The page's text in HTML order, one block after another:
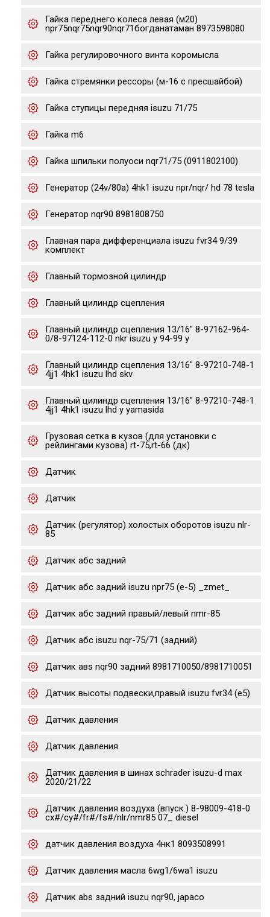
Гайка переднего колеса левая (м20)
npr75nqr75nqr90nqr71богданатаман 8973598080
Гайка регулировочного винта коромысла
Гайка стремянки рессоры (м-16 с пресшайбой)
Гайка ступицы передняя isuzu 71/75
Гайка m6
Гайка шпильки полуоси nqr71/75 (0911802100)
Генератор (24v/80a) 4hk1 isuzu npr/nqr/ hd 78 tesla
Генератор nqr90 8981808750
Главная пара дифференциала isuzu fvr34 9/39
комплект
Главный тормозной цилиндр
Главный цилиндр сцепления
Главный цилиндр сцепления 13/16" 8-97162-964-
0/8-97124-112-0 nkr isuzu y 94-99 y
Главный цилиндр сцепления 13/16" 8-97210-748-1
4jj1 4hk1 isuzu lhd skv
Главный цилиндр сцепления 13/16" 8-97210-748-1
4jj1 4hk1 isuzu lhd y yamasida
Грузовая сетка в кузов (для установки с
рейлингами кузова) rt-75,rt-66 (дк)
Датчик
Датчик
Датчик (регулятор) холостых оборотов isuzu nlr-
85
Датчик абс задний
Датчик абс задний isuzu npr75 (е-5) _zmet_
Датчик абс задний правый/левый nmr-85
Датчик абс isuzu nqr-75/71 (задний)
Датчик авs nqr90 задний 8981710050/8981710051
Датчик высоты подвески,правый isuzu fvr34 (e5)
Датчик давления
Датчик давления
Датчик давления в шинах schrader isuzu-d max
2020/21/22
Датчик давления воздуха (впуск.) 8-98009-418-0
cx#/cy#/fr#/fs#/nlr/nmr85 07_ diesel
датчик давления воздуха 4нк1 8093508991
Датчик давления масла 6wg1/6wa1 isuzu
Датчик abs задний isuzu nqr90, japaco